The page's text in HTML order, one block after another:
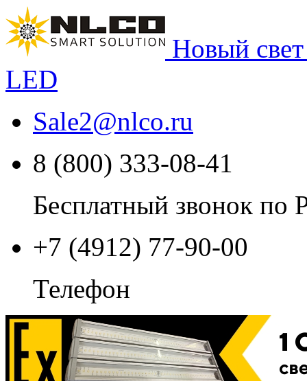
Новый
LED
Sale2@nlco.ru
8 (800) 333-08-41
Бесплатный звонок по
+7 (4912) 77-90-00
Телефон